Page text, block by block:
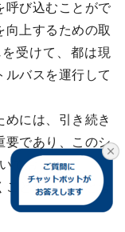
び込むことがで
向上するための取
受けて、都は現
ルバスを運行して
には、引き続き
要であり、このシ
ております。
とが必要だと考